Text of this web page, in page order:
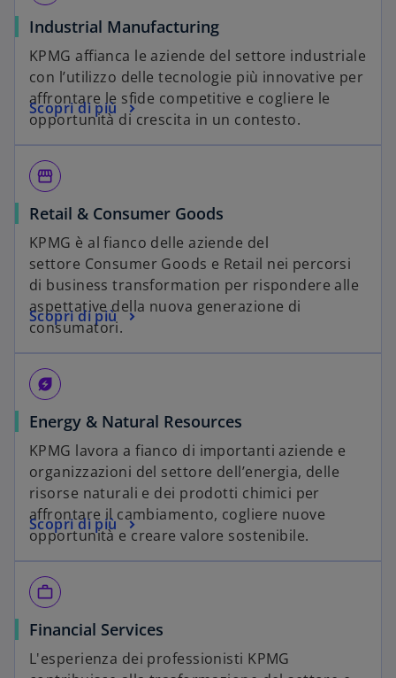
Industrial Manufacturing
KPMG affianca le aziende del settore industriale
con l’utilizzo delle tecnologie più innovative per
affrontare le sfide competitive e cogliere le
opportunità di crescita in un contesto.
Scopri di più
storefront
Retail & Consumer Goods
KPMG è al fianco delle aziende del
settore Consumer Goods e Retail nei percorsi
di business transformation per rispondere alle
aspettative della nuova generazione di
consumatori.
Scopri di più
energy_savings_leaf
Energy & Natural Resources
KPMG lavora a fianco di importanti aziende e
organizzazioni del settore dell’energia, delle
risorse naturali e dei prodotti chimici per
affrontare il cambiamento, cogliere nuove
opportunità e creare valore sostenibile.
Scopri di più
work_outline
Financial Services
L'esperienza dei professionisti KPMG